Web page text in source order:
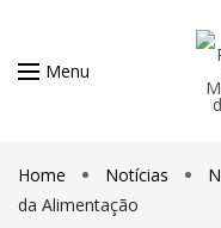
Menu
Home Notícias
da Alimentação